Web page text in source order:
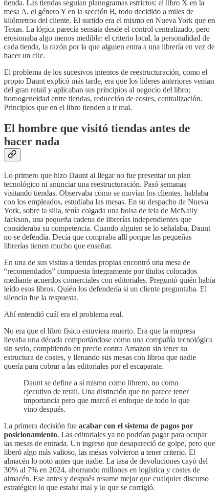
tienda. Las tiendas seguían planogramas estrictos: el libro X en la
mesa A, el género Y en la sección B, todo decidido a miles de
kilómetros del cliente. El surtido era el mismo en Nueva York que en
Texas. La lógica parecía sensata desde el control centralizado, pero
erosionaba algo menos medible: el criterio local, la personalidad de
cada tienda, la razón por la que alguien entra a una librería en vez de
hacer un clic.
El problema de los sucesivos intentos de reestructuración, como el
propio Daunt explicó más tarde, era que los líderes anteriores venían
del gran retail y aplicaban sus principios al negocio del libro;
homogeneidad entre tiendas, reducción de costes, centralización.
Principios que en el libro tienden a ir mal.
El hombre que visitó tiendas antes de
hacer nada
Lo primero que hizo Daunt al llegar no fue presentar un plan
tecnológico ni anunciar una reestructuración. Pasó semanas
visitando tiendas. Observaba cómo se movían los clientes, hablaba
con los empleados, estudiaba las mesas. En su despacho de Nueva
York, sobre la silla, tenía colgada una bolsa de tela de McNally
Jackson, una pequeña cadena de librerías independientes que
consideraba su competencia. Cuando alguien se lo señalaba, Daunt
no se defendía. Decía que compraba allí porque las pequeñas
librerías tienen mucho que enseñar.
En una de sus visitas a tiendas propias encontró una mesa de
“recomendados” compuesta íntegramente por títulos colocados
mediante acuerdos comerciales con editoriales. Preguntó quién había
leído esos libros. Quién los defendería si un cliente preguntaba. El
silencio fue la respuesta.
Ahí entendió cuál era el problema real.
No era que el libro físico estuviera muerto. Era que la empresa
llevaba una década comportándose como una compañía tecnológica
sin serlo, compitiendo en precio contra Amazon sin tener su
estructura de costes, y llenando sus mesas con libros que nadie
quería para cobrar a las editoriales por el escaparate.
Daunt se define a sí mismo como librero, no como
ejecutivo de retail. Una distinción que no parece tener
importancia pero que marcó el enfoque de todo lo que
vino después.
La primera decisión fue acabar con el sistema de pagos por
posicionamiento. Las editoriales ya no podrían pagar para ocupar
las mesas de entrada. Un ingreso que desapareció de golpe, pero que
liberó algo más valioso, las mesas volvieron a tener criterio. El
almacén lo notó antes que nadie. La tasa de devoluciones cayó del
30% al 7% en 2024, ahorrando millones en logística y costes de
almacén. Ese antes y después resume mejor que cualquier discurso
estratégico lo que estaba mal y lo que se corrigió.